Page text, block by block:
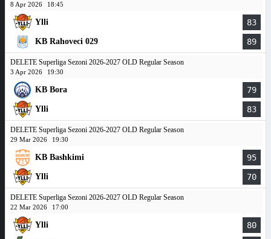
8 Apr 2026 18:45
Ylli 83
KB Rahoveci 029 89
DELETE Superliga Sezoni 2026-2027 OLD Regular Season
3 Apr 2026 19:30
KB Bora 79
Ylli 83
DELETE Superliga Sezoni 2026-2027 OLD Regular Season
29 Mar 2026 19:30
KB Bashkimi 95
Ylli 70
DELETE Superliga Sezoni 2026-2027 OLD Regular Season
22 Mar 2026 17:00
Ylli 80